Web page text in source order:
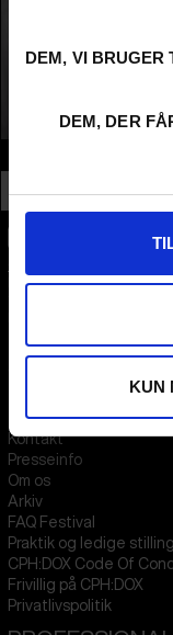
DEM, VI BRUGER
DEM, DER
KUN
Flæsketorvet 60, 3s
Kontakt
Presseinfo
Om os
Arkiv
FAQ Festival
Praktik og ledige
CPH:DOX Code Of
Frivillig på CPH:DOX
Privatlivspolitik